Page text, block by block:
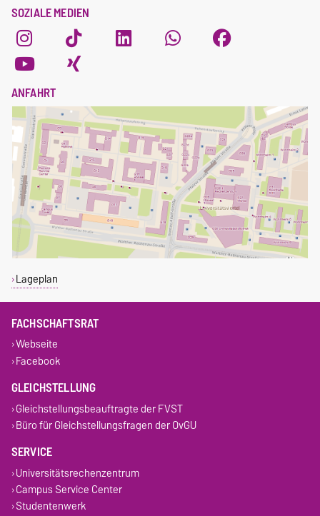
SOZIALE MEDIEN
ANFAHRT
Lageplan
FACHSCHAFTSRAT
Webseite
Facebook
GLEICHSTELLUNG
Gleichstellungsbeauftragte der FVST
Büro für Gleichstellungsfragen der OvGU
SERVICE
Universitätsrechenzentrum
Campus Service Center
Studentenwerk